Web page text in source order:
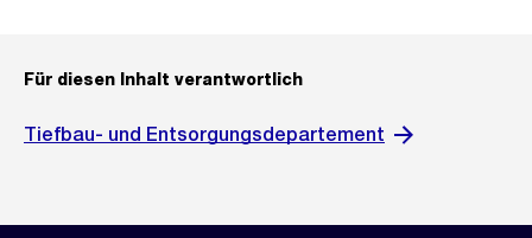
Für diesen Inhalt verantwortlich
Tiefbau- und Entsorgungsdepartement